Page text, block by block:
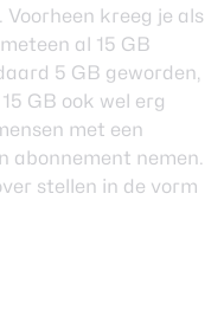
kreeg je als
al 15 GB
5 GB geworden,
GB ook wel erg
met een
abonnement nemen.
stellen in de vorm